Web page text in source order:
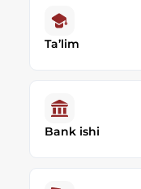
Ta’lim
Bank ishi